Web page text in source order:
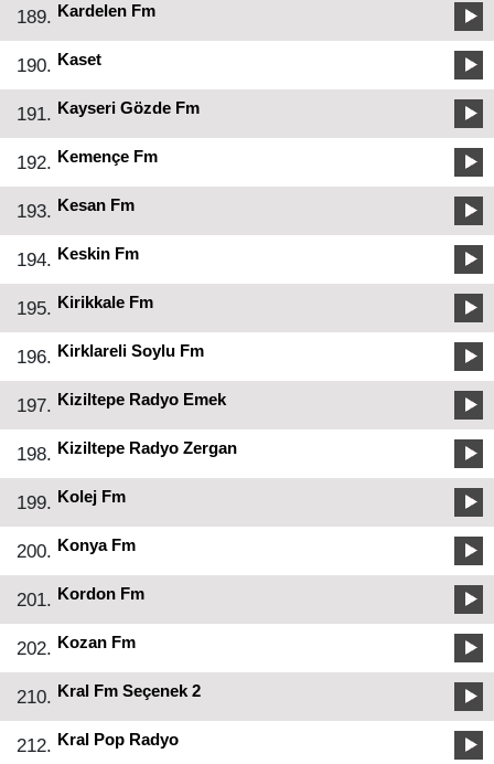
189. Kardelen Fm
190. Kaset
191. Kayseri Gözde Fm
192. Kemençe Fm
193. Kesan Fm
194. Keskin Fm
195. Kirikkale Fm
196. Kirklareli Soylu Fm
197. Kiziltepe Radyo Emek
198. Kiziltepe Radyo Zergan
199. Kolej Fm
200. Konya Fm
201. Kordon Fm
202. Kozan Fm
210. Kral Fm Seçenek 2
212. Kral Pop Radyo